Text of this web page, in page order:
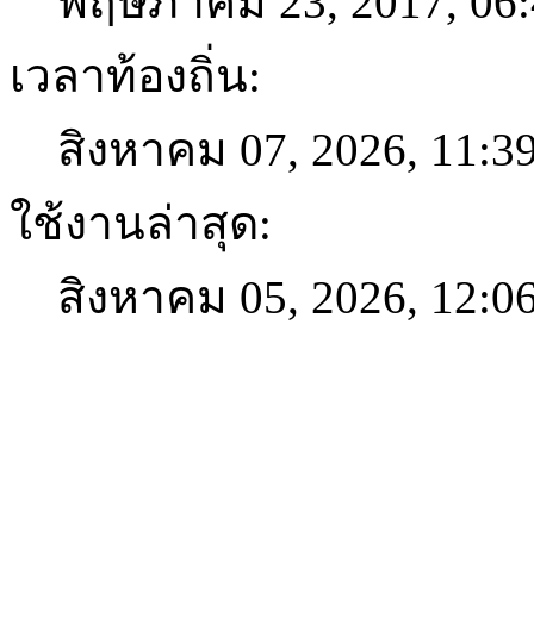
เวลาท้องถิ่น:
สิงหาคม 07, 2026,
ใช้งานล่าสุด:
สิงหาคม 05, 2026,